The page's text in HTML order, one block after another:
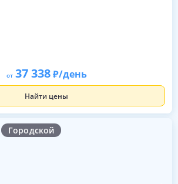
от 37 338 /день
Найти цены
Городской